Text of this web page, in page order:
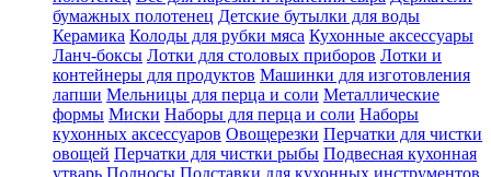
бумажных полотенец Детские бутылки для воды
Керамика Колоды для рубки мяса Кухонные аксессуары
Ланч-боксы Лотки для столовых приборов Лотки и
контейнеры для продуктов Машинки для изготовления
лапши Мельницы для перца и соли Металлические
формы Миски Наборы для перца и соли Наборы
кухонных аксессуаров Овощерезки Перчатки для чистки
овощей Перчатки для чистки рыбы Подвесная кухонная
утварь Подносы Подставки для кухонных инструментов